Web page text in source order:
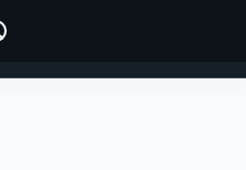
ACCEDI